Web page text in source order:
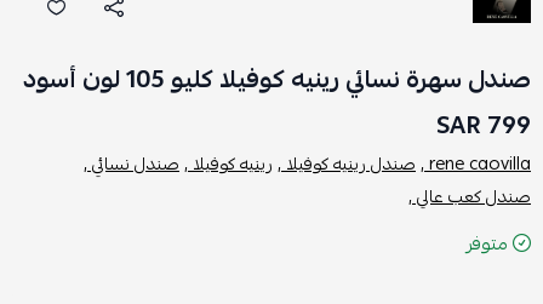
صندل سهرة نسائي رينيه كوفيلا كليو 105 لون أسود
799 SAR
rene caovilla , صندل رينيه كوفيلا ,رينيه كوفيلا ,صندل نسائي ,
صندل كعب عالي ,
متوفر